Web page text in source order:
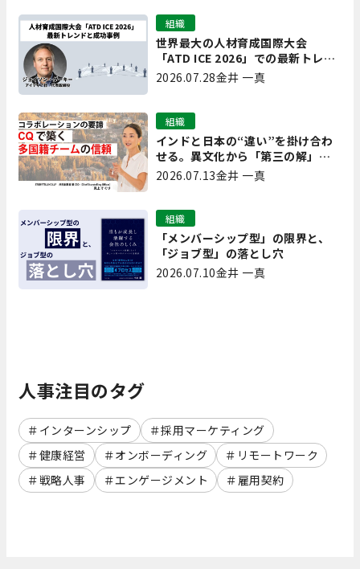
世界最大の人材育成国際大会
「ATD ICE 2026」での最新トレン
ドと成功事例｜「重要で実用的
な、日本にも合う」ホットトピッ
組織
2026.07.28金井 一真
インドと日本の“違い”を掛け合わ
せる。異文化から「第三の解」を
生み出す実践【現場を変えるCQ白
組織
2026.07.13金井 一真
「メンバーシップ型」の限界と、
「ジョブ型」の落とし穴
組織
2026.07.10金井 一真
人事注目のタグ
インターンシップ
採用マーケティング
健康経営
オンボーディング
リモートワーク
戦略人事
エンゲージメント 雇用契約